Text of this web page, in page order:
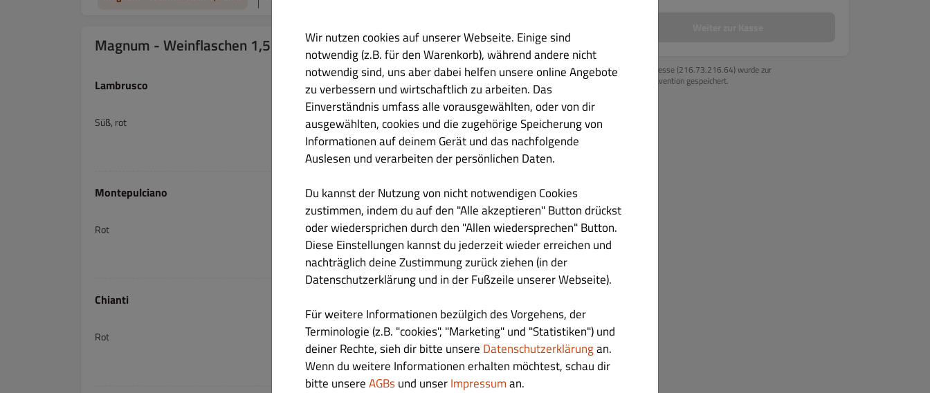
Magnum - Weinflaschen 1,5 Liter
Lambrusco € 17.90
Süß, rot
Montepulciano € 17.90
Rot
Chianti
Rot
Ihre IP-Adresse (216.73.216.64) wurde zur
Betrugsprävention gespeichert.
Wir nutzen cookies auf unserer Webseite. Einige sind
notwendig (z.B. für den Warenkorb), während andere nicht
notwendig sind, uns aber dabei helfen unsere online Angebote
zu verbessern und wirtschaftlich zu arbeiten. Das
Einverständnis umfass alle vorausgewählten, oder von dir
ausgewählten, cookies und die zugehörige Speicherung von
Informationen auf deinem Gerät und das nachfolgende
Auslesen und verarbeiten der persönlichen Daten.
Du kannst der Nutzung von nicht notwendigen Cookies
zustimmen, indem du auf den "Alle akzeptieren" Button drückst
oder wiedersprichen durch den "Allen wiedersprechen" Button.
Diese Einstellungen kannst du jederzeit wieder erreichen und
nachträglich deine Zustimmung zurück ziehen (in der
Datenschutzerklärung und in der Fußzeile unserer Webseite).
Für weitere Informationen bezülgich des Vorgehens, der
Terminologie (z.B. "cookies", "Marketing" und "Statistiken") und
deiner Rechte, sieh dir bitte unsere Datenschutzerklärungan.
Wenn du weitere Informationen erhalten möchtest, schau dir
bitte unsereAGBsund unserImpressuman.